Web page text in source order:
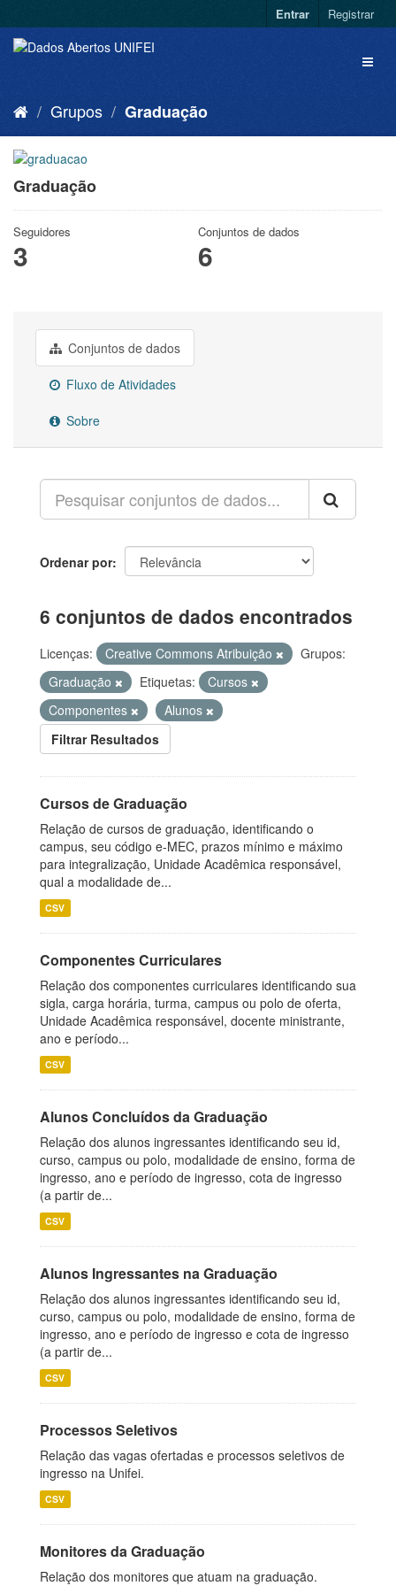
Entrar Registrar
Grupos Graduação
Graduação
Seguidores
3
Conjuntos de dados
6
Conjuntos de dados
Fluxo de Atividades
Sobre
Ordenar por
6 conjuntos de dados encontrados
Licenças: Creative Commons Atribuição
Grupos:
Graduação
Etiquetas:
Cursos
Componentes
Alunos
Filtrar Resultados
Cursos de Graduação
Relação de cursos de graduação, identificando o
campus, seu código e-MEC, prazos mínimo e máximo
para integralização, Unidade Acadêmica responsável,
qual a modalidade de...
CSV
Componentes Curriculares
Relação dos componentes curriculares identificando sua
sigla, carga horária, turma, campus ou polo de oferta,
Unidade Acadêmica responsável, docente ministrante,
ano e período...
CSV
Alunos Concluídos da Graduação
Relação dos alunos ingressantes identificando seu id,
curso, campus ou polo, modalidade de ensino, forma de
ingresso, ano e período de ingresso, cota de ingresso
(a partir de...
CSV
Alunos Ingressantes na Graduação
Relação dos alunos ingressantes identificando seu id,
curso, campus ou polo, modalidade de ensino, forma de
ingresso, ano e período de ingresso e cota de ingresso
(a partir de...
CSV
Processos Seletivos
Relação das vagas ofertadas e processos seletivos de
ingresso na Unifei.
CSV
Monitores da Graduação
Relação dos monitores que atuam na graduação.